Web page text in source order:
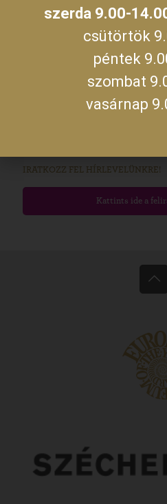
MEGKÖZELÍTÉS
Kastélyunkat Gyula belvárosában,
úton, míg Szeged és Debrecen
keresztül közelítheted meg.
utcán vagy a Maróthy téren
érkeznétek, az előzetes egyeztetés
IRATKOZZ FEL HÍRLEVELÜNKRE!
Kattints ide a
szerda 9.00-
csütörtök
péntek
szombat
vasárnap